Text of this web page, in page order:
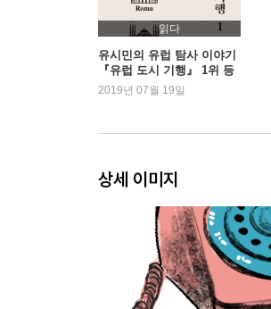
읽다
유시민의 유럽 탐사 이야기
『유럽 도시 기행』 1위 등
극
2019년 07월 19일
상세 이미지